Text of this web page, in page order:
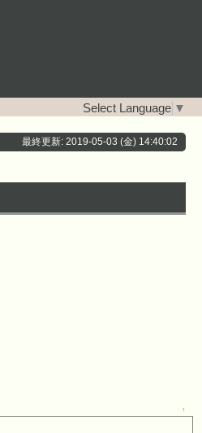
Select Language ▼
最終更新: 2019-05-03 (金) 14:40:02
↑